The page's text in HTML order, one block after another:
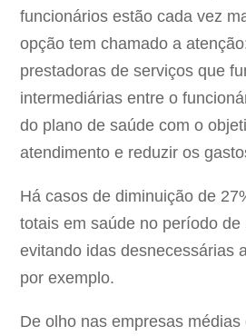
funcionários estão cada vez
opção tem chamado a
prestadoras de serviços que
intermediárias entre o
do plano de saúde com o
atendimento e reduzir os
Há casos de diminuição de
totais em saúde no período
evitando idas desnecessárias
por exemplo.
De olho nas empresas